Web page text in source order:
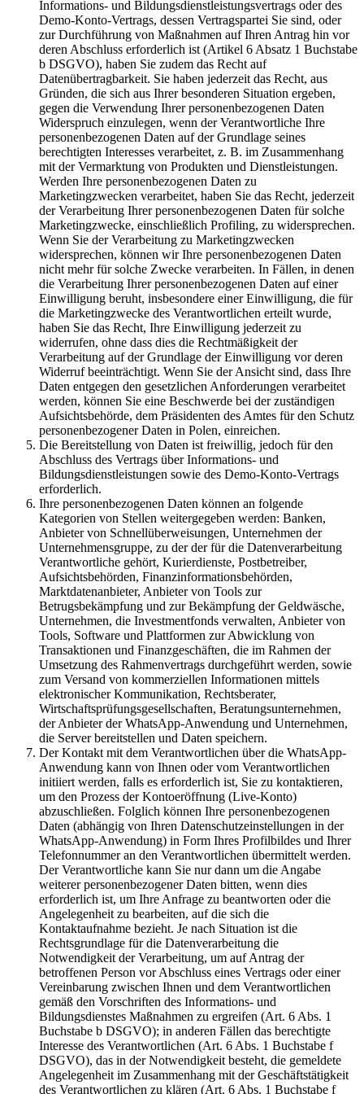
Informations- und Bildungsdienstleistungsvertrags oder des
Demo-Konto-Vertrags, dessen Vertragspartei Sie sind, oder
zur Durchführung von Maßnahmen auf Ihren Antrag hin vor
deren Abschluss erforderlich ist (Artikel 6 Absatz 1 Buchstabe
b DSGVO), haben Sie zudem das Recht auf
Datenübertragbarkeit. Sie haben jederzeit das Recht, aus
Gründen, die sich aus Ihrer besonderen Situation ergeben,
gegen die Verwendung Ihrer personenbezogenen Daten
Widerspruch einzulegen, wenn der Verantwortliche Ihre
personenbezogenen Daten auf der Grundlage seines
berechtigten Interesses verarbeitet, z. B. im Zusammenhang
mit der Vermarktung von Produkten und Dienstleistungen.
Werden Ihre personenbezogenen Daten zu
Marketingzwecken verarbeitet, haben Sie das Recht, jederzeit
der Verarbeitung Ihrer personenbezogenen Daten für solche
Marketingzwecke, einschließlich Profiling, zu widersprechen.
Wenn Sie der Verarbeitung zu Marketingzwecken
widersprechen, können wir Ihre personenbezogenen Daten
nicht mehr für solche Zwecke verarbeiten. In Fällen, in denen
die Verarbeitung Ihrer personenbezogenen Daten auf einer
Einwilligung beruht, insbesondere einer Einwilligung, die für
die Marketingzwecke des Verantwortlichen erteilt wurde,
haben Sie das Recht, Ihre Einwilligung jederzeit zu
widerrufen, ohne dass dies die Rechtmäßigkeit der
Verarbeitung auf der Grundlage der Einwilligung vor deren
Widerruf beeinträchtigt. Wenn Sie der Ansicht sind, dass Ihre
Daten entgegen den gesetzlichen Anforderungen verarbeitet
werden, können Sie eine Beschwerde bei der zuständigen
Aufsichtsbehörde, dem Präsidenten des Amtes für den Schutz
personenbezogener Daten in Polen, einreichen.
Die Bereitstellung von Daten ist freiwillig, jedoch für den
Abschluss des Vertrags über Informations- und
Bildungsdienstleistungen sowie des Demo-Konto-Vertrags
erforderlich.
Ihre personenbezogenen Daten können an folgende
Kategorien von Stellen weitergegeben werden: Banken,
Anbieter von Schnellüberweisungen, Unternehmen der
Unternehmensgruppe, zu der der für die Datenverarbeitung
Verantwortliche gehört, Kurierdienste, Postbetreiber,
Aufsichtsbehörden, Finanzinformationsbehörden,
Marktdatenanbieter, Anbieter von Tools zur
Betrugsbekämpfung und zur Bekämpfung der Geldwäsche,
Unternehmen, die Investmentfonds verwalten, Anbieter von
Tools, Software und Plattformen zur Abwicklung von
Transaktionen und Finanzgeschäften, die im Rahmen der
Umsetzung des Rahmenvertrags durchgeführt werden, sowie
zum Versand von kommerziellen Informationen mittels
elektronischer Kommunikation, Rechtsberater,
Wirtschaftsprüfungsgesellschaften, Beratungsunternehmen,
der Anbieter der WhatsApp-Anwendung und Unternehmen,
die Server bereitstellen und Daten speichern.
Der Kontakt mit dem Verantwortlichen über die WhatsApp-
Anwendung kann von Ihnen oder vom Verantwortlichen
initiiert werden, falls es erforderlich ist, Sie zu kontaktieren,
um den Prozess der Kontoeröffnung (Live-Konto)
abzuschließen. Folglich können Ihre personenbezogenen
Daten (abhängig von Ihren Datenschutzeinstellungen in der
WhatsApp-Anwendung) in Form Ihres Profilbildes und Ihrer
Telefonnummer an den Verantwortlichen übermittelt werden.
Der Verantwortliche kann Sie nur dann um die Angabe
weiterer personenbezogener Daten bitten, wenn dies
erforderlich ist, um Ihre Anfrage zu beantworten oder die
Angelegenheit zu bearbeiten, auf die sich die
Kontaktaufnahme bezieht. Je nach Situation ist die
Rechtsgrundlage für die Datenverarbeitung die
Notwendigkeit der Verarbeitung, um auf Antrag der
betroffenen Person vor Abschluss eines Vertrags oder einer
Vereinbarung zwischen Ihnen und dem Verantwortlichen
gemäß den Vorschriften des Informations- und
Bildungsdienstes Maßnahmen zu ergreifen (Art. 6 Abs. 1
Buchstabe b DSGVO); in anderen Fällen das berechtigte
Interesse des Verantwortlichen (Art. 6 Abs. 1 Buchstabe f
DSGVO), das in der Notwendigkeit besteht, die gemeldete
Angelegenheit im Zusammenhang mit der Geschäftstätigkeit
des Verantwortlichen zu klären (Art. 6 Abs. 1 Buchstabe f